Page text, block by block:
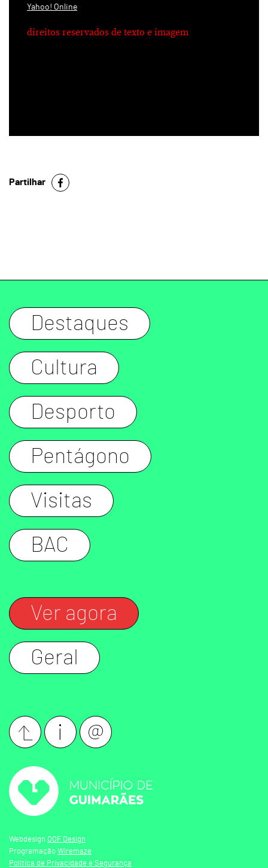
Yahoo! Online
direitos reservados de texto e imagem
Partilhar
Destaques
Cultura
Desporto
Pentágono
Visitas
BAC
Ver agora
Geral
Webdesign OOF Design
Programação Wiremaze
Política de Privacidade e Segurança